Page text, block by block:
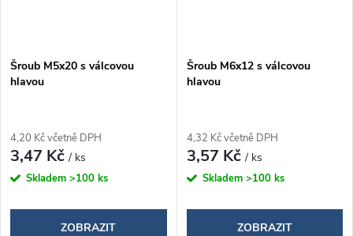
Šroub M5x20 s válcovou
hlavou
4,20 Kč včetně DPH
3,47 Kč/ ks
Skladem >100 ks
ZOBRAZIT
Šroub M6x12 s válcovou
hlavou
4,32 Kč včetně DPH
3,57 Kč/ ks
Skladem >100 ks
ZOBRAZIT